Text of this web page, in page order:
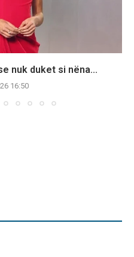
nuk duket si nëna...
16:50